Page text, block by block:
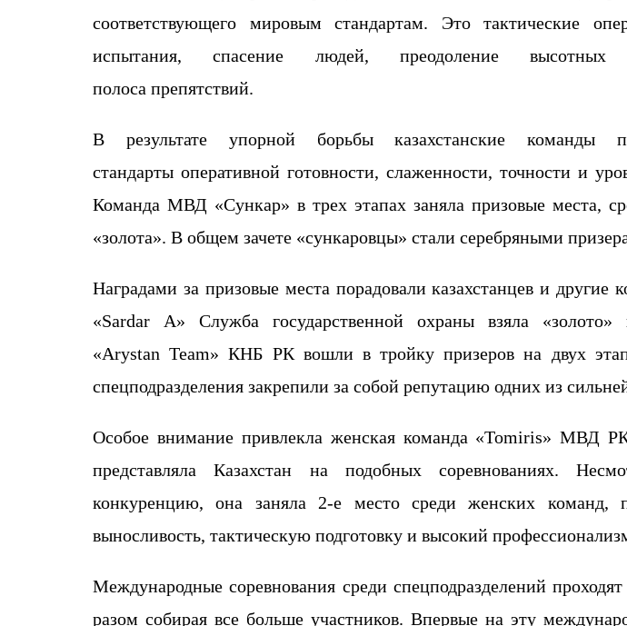
соответствующего мировым стандартам. Это тактические
испытания, спасение людей, преодоление
полоса препятствий.
В результате упорной борьбыказахстанские команды
стандарты оперативной готовности, слаженности, точности и
Команда МВД «Сункар» в трех этапах заняла призовые места,
«золота». В общем зачете «сункаровцы» стали серебряными п
Наградами за призовые места порадоваликазахстанцев и другие
«Sardar A» Служба государственной охраны взяла «золото»
«Arystan Team» КНБ РК вошлив тройку призеров на двух
спецподразделения закрепили за собой репутацию одних из
Особое внимание привлекла женская команда «Tomiris» МВД РК,
представляла Казахстан на подобных соревнованиях.
конкуренцию, она заняла 2-е место среди женских команд,
выносливость, тактическую подготовку и высокий
Международные соревнования среди спецподразделений
разом собирая все больше участников. Впервые на эту